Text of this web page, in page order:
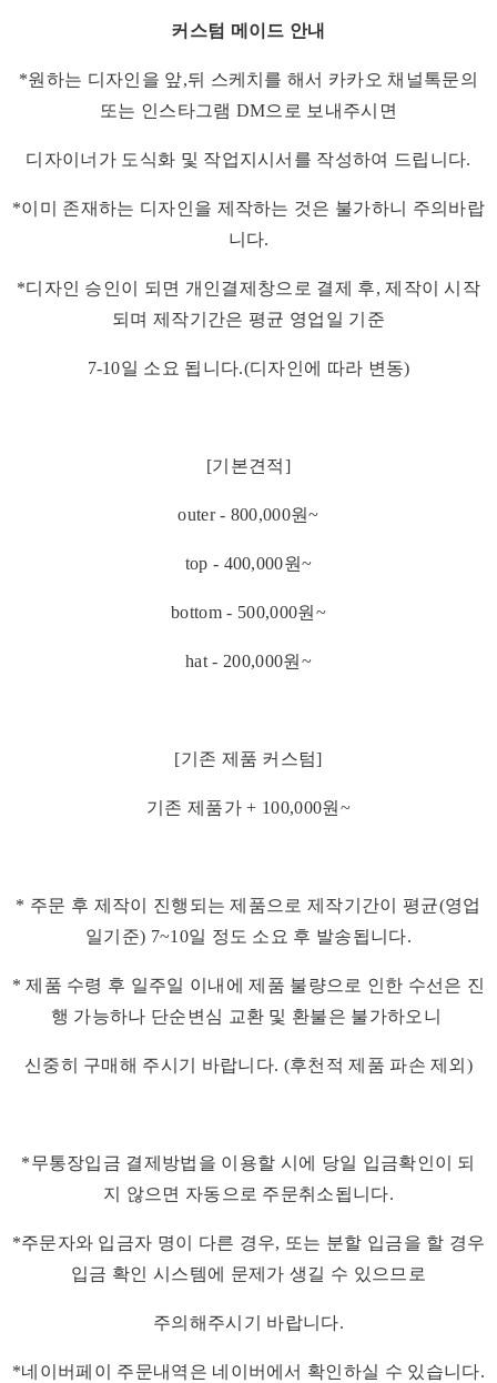
커스텀 메이드 안내
*원하는 디자인을 앞,뒤 스케치를 해서 카카오 채널톡문의
또는 인스타그램 DM으로 보내주시면
디자이너가 도식화 및 작업지시서를 작성하여 드립니다.
*이미 존재하는 디자인을 제작하는 것은 불가하니 주의바랍
니다.
*디자인 승인이 되면 개인결제창으로 결제 후, 제작이 시작
되며 제작기간은 평균 영업일 기준
7-10일 소요 됩니다.(디자인에 따라 변동)
[기본견적]
outer - 800,000원~
top - 400,000원~
bottom - 500,000원~
hat - 200,000원~
[기존 제품 커스텀]
기존 제품가 + 100,000원~
* 주문 후 제작이 진행되는 제품으로 제작기간이 평균(영업
일기준) 7~10일 정도 소요 후 발송됩니다.
* 제품 수령 후 일주일 이내에 제품 불량으로 인한 수선은 진
행 가능하나 단순변심 교환 및 환불은 불가하오니
신중히 구매해 주시기 바랍니다. (후천적 제품 파손 제외)
*무통장입금 결제방법을 이용할 시에 당일 입금확인이 되
지 않으면 자동으로 주문취소됩니다.
*주문자와 입금자 명이 다른 경우, 또는 분할 입금을 할 경우
입금 확인 시스템에 문제가 생길 수 있으므로
주의해주시기 바랍니다.
*네이버페이 주문내역은 네이버에서 확인하실 수 있습니다.